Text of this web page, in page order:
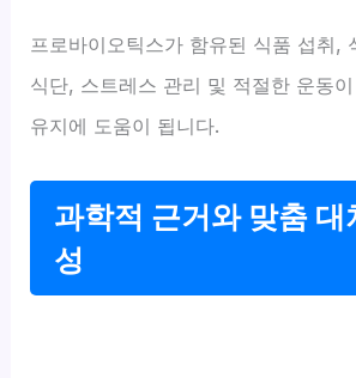
프로바이오틱스가 함유된 식품 섭취,
식단, 스트레스 관리 및 적절한 운동
유지에 도움이 됩니다.
과학적 근거와 맞춤 대
성